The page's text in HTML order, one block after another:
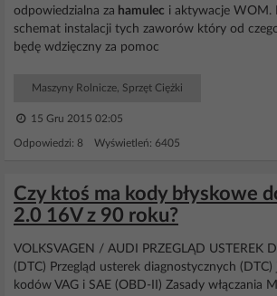
odpowiedzialna za hamulec i aktywacje WOM.
schemat instalacji tych zaworów który od
będę wdzięczny za pomoc
Maszyny Rolnicze, Sprzęt Ciężki
15 Gru 2015 02:05
Odpowiedzi: 8 Wyświetleń: 6405
Czy ktoś ma kody błyskowe
2.0 16V z 90 roku?
VOLKSVAGEN / AUDI PRZEGLĄD USTEREK
(DTC) Przegląd usterek diagnostycznych
kodów VAG i SAE (OBD-II) Zasady włączania